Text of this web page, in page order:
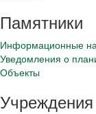
Памятники
Информационные
Уведомления о
Объекты